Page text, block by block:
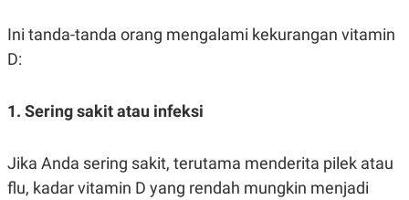
A
T
U
K
O
P
R
Ini tanda-tanda orang mengalami kekurangan vitamin
D:
1. Sering sakit atau infeksi
Jika Anda sering sakit, terutama menderita pilek atau
flu, kadar vitamin D yang rendah mungkin menjadi